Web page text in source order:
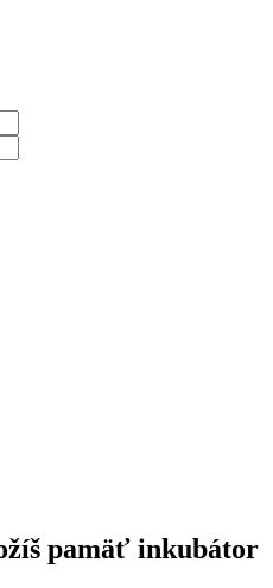
pamäť inkubátor